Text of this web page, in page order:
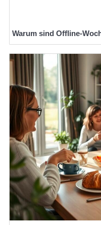
Warum sind Offline-